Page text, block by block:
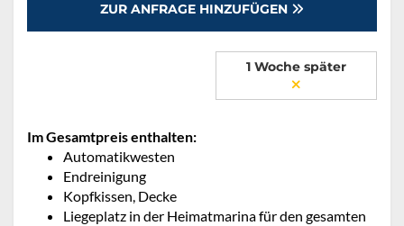
ZUR ANFRAGE HINZUFÜGEN
1 Woche später
Im Gesamtpreis enthalten:
Automatikwesten
Endreinigung
Kopfkissen, Decke
Liegeplatz in der Heimatmarina für den gesamten